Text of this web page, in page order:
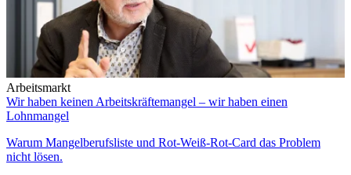
Arbeitsmarkt
Wir haben keinen Arbeitskräftemangel – wir haben einen
Lohnmangel
Warum Mangelberufsliste und Rot-Weiß-Rot-Card das Problem
nicht lösen.